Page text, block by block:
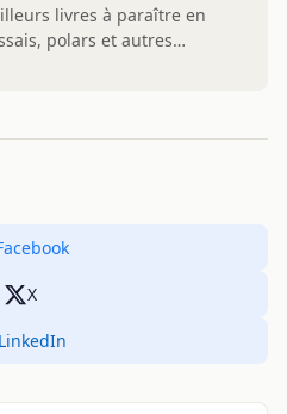
livres à paraître en
polars et autres…
X
LinkedIn